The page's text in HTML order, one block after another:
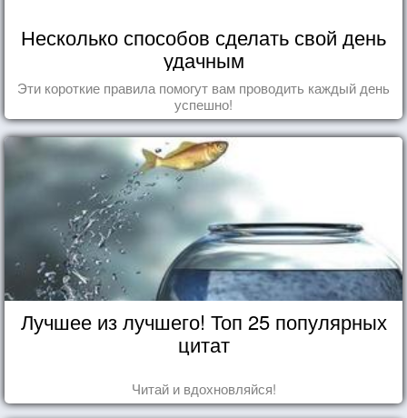
Несколько способов сделать свой день
удачным
Эти короткие правила помогут вам проводить каждый день
успешно!
Лучшее из лучшего! Топ 25 популярных
цитат
Читай и вдохновляйся!